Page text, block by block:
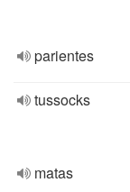
parientes
tussocks
matas